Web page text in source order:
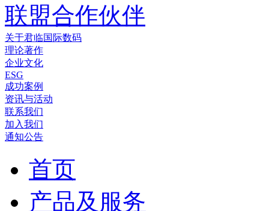
联盟合作伙伴
关于君临国际数码
理论著作
企业文化
ESG
成功案例
资讯与活动
联系我们
加入我们
通知公告
首页
产品及服务